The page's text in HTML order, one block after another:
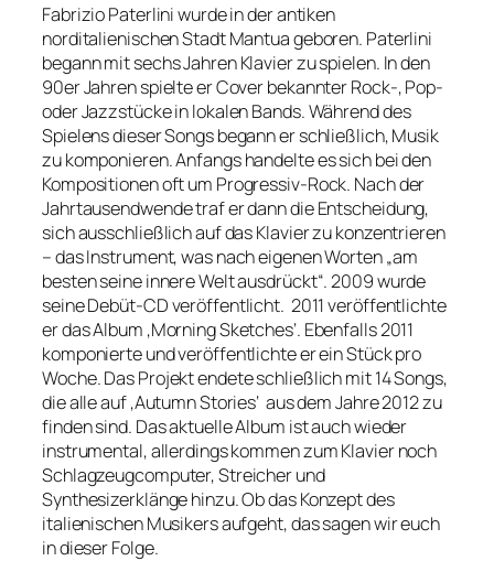
Fabrizio Paterlini wurde in der antiken
norditalienischen Stadt Mantua geboren. Paterlini
begann mit sechs Jahren Klavier zu spielen. In den
90er Jahren spielte er Cover bekannter Rock-, Pop-
oder Jazzstücke in lokalen Bands. Während des
Spielens dieser Songs begann er schließlich, Musik
zu komponieren. Anfangs handelte es sich bei den
Kompositionen oft um Progressiv-Rock. Nach der
Jahrtausendwende traf er dann die Entscheidung,
sich ausschließlich auf das Klavier zu konzentrieren
– das Instrument, was nach eigenen Worten „am
besten seine innere Welt ausdrückt“. 2009 wurde
seine Debüt-CD veröffentlicht. 2011 veröffentlichte
er das Album ‚Morning Sketches‘. Ebenfalls 2011
komponierte und veröffentlichte er ein Stück pro
Woche. Das Projekt endete schließlich mit 14 Songs,
die alle auf ‚Autumn Stories‘ aus dem Jahre 2012 zu
finden sind. Das aktuelle Album ist auch wieder
instrumental, allerdings kommen zum Klavier noch
Schlagzeugcomputer, Streicher und
Synthesizerklänge hinzu. Ob das Konzept des
italienischen Musikers aufgeht, das sagen wir euch
in dieser Folge.